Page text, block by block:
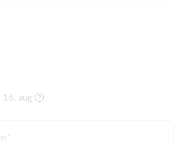
16. aug